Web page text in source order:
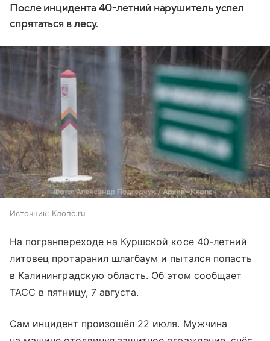
После инцидента 40-летний нарушитель успел
спрятаться в лесу.
Источник: Клопс.ru
На погранпереходе на Куршской косе 40-летний
литовец протаранил шлагбаум и пытался попасть
в Калининградскую область. Об этом сообщает
ТАСС в пятницу, 7 августа.
Сам инцидент произошёл 22 июля. Мужчина